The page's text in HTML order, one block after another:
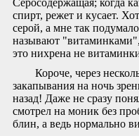
Серосодержащая; когда
спирт, режет и кусает.
серой, а мне так
называют
это нихрена не
Короче, через
закапывания на ночь
назад! Даже не сразу
смотрел на моник без
блин, а ведь нормально